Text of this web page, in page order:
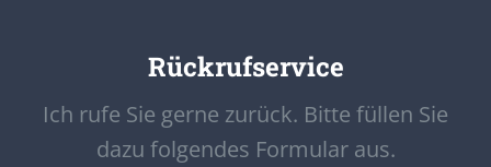
Rückrufservice
Ich rufe Sie gerne zurück. Bitte füllen Sie
dazu folgendes Formular aus.